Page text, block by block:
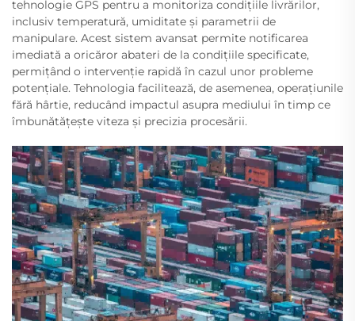
tehnologie GPS pentru a monitoriza condițiile livrărilor,
inclusiv temperatură, umiditate și parametrii de
manipulare. Acest sistem avansat permite notificarea
imediată a oricăror abateri de la condițiile specificate,
permițând o intervenție rapidă în cazul unor probleme
potențiale. Tehnologia facilitează, de asemenea, operațiunile
fără hârtie, reducând impactul asupra mediului în timp ce
îmbunătățește viteza și precizia procesării.